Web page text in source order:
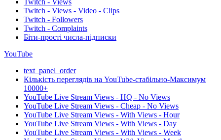
Twitch - Views
Twitch - Views - Video - Clips
Twitch - Followers
Twitch - Complaints
Біти-прості числа-підписки
YouTube
text_panel_order
Кількість переглядів на YouTube-стабільно-Максимум
10000+
YouTube Live Stream Views - HQ - No Views
YouTube Live Stream Views - Cheap - No Views
YouTube Live Stream Views - With Views - Hour
YouTube Live Stream Views - With Views - Day
YouTube Live Stream Views - With Views - Week